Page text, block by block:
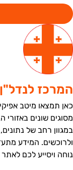
תמצאו מיטב
שונים באזורי
רחב של
המידע
ויסייע לכם